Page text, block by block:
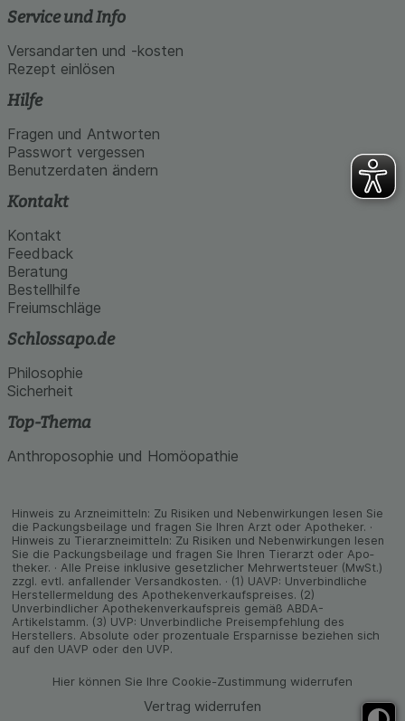
Service und Info
Versandarten und -kosten
Rezept einlösen
Hilfe
Fragen und Antworten
Passwort vergessen
Benutzerdaten ändern
Kontakt
Kontakt
Feedback
Beratung
Bestellhilfe
Freiumschläge
Schlossapo.de
Philosophie
Sicherheit
Top-Thema
Anthroposophie und Homöopathie
Hinweis zu Arzneimitteln: Zu Risiken und Neben­wirkungen lesen Sie
die Packungs­beilage und fragen Sie Ihren Arzt oder Apo­theker. ·
Hinweis zu Tier­arz­nei­mitteln: Zu Risiken und Neben­wirkungen lesen
Sie die Packungs­beilage und fragen Sie Ihren Tier­arzt oder Apo­
theker. · Alle Preise inklusive gesetz­licher Mehrwertsteuer (MwSt.)
zzgl. evtl. anfallender Versand­kosten. · (1) UAVP: Unverbindliche
Herstellermeldung des Apothekenverkaufspreises. (2)
Unverbindlicher Apothekenverkaufspreis gemäß ABDA-
Artikelstamm. (3) UVP: Unverbindliche Preisempfehlung des
Herstellers. Absolute oder prozentuale Ersparnisse beziehen sich
auf den UAVP oder den UVP.
Hier können Sie Ihre Cookie-Zustimmung widerrufen
Vertrag widerrufen